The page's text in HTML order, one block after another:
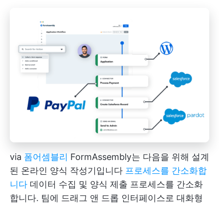
via 폼어셈블리 FormAssembly는 다음을 위해 설계
된 온라인 양식 작성기입니다 프로세스를 간소화합
니다 데이터 수집 및 양식 제출 프로세스를 간소화
합니다. 팀에 드래그 앤 드롭 인터페이스로 대화형